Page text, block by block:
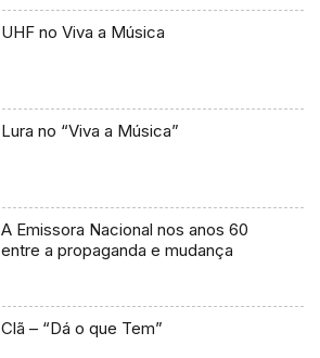
UHF no Viva a Música
Lura no “Viva a Música”
A Emissora Nacional nos anos 60
entre a propaganda e mudança
Clã – “Dá o que Tem”